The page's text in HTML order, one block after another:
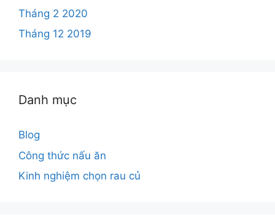
Tháng 2 2020
Tháng 12 2019
Danh mục
Blog
Công thức nấu ăn
Kinh nghiệm chọn rau củ